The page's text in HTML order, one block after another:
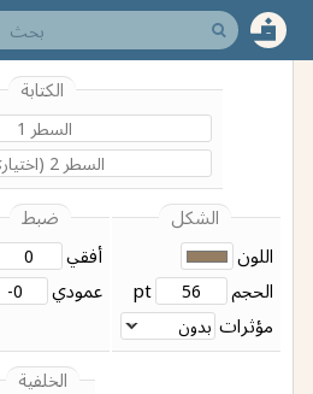
الكتابة
الشكل
اللون
الحجم
pt
مؤثرات
ضبط
أفقي
عمودي
الخلفية